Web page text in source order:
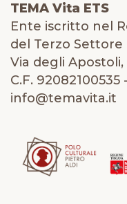
TEMA Vita ETS
Ente iscritto nel
del Terzo Settore
Via degli Apostoli,
C.F.
info@temavita.it